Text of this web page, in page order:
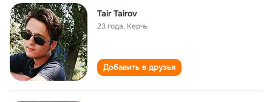
Tair Tairov
23 года, Керчь
Добавить в друзья